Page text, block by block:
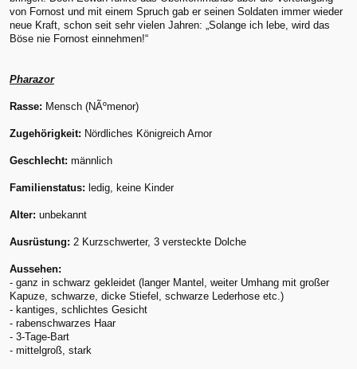
von Fornost und mit einem Spruch gab er seinen Soldaten immer wieder
neue Kraft, schon seit sehr vielen Jahren: „Solange ich lebe, wird das
Böse nie Fornost einnehmen!“
Pharazor
Rasse: Mensch (NÃºmenor)
Zugehörigkeit: Nördliches Königreich Arnor
Geschlecht: männlich
Familienstatus: ledig, keine Kinder
Alter: unbekannt
Ausrüstung: 2 Kurzschwerter, 3 versteckte Dolche
Aussehen:
- ganz in schwarz gekleidet (langer Mantel, weiter Umhang mit großer
Kapuze, schwarze, dicke Stiefel, schwarze Lederhose etc.)
- kantiges, schlichtes Gesicht
- rabenschwarzes Haar
- 3-Tage-Bart
- mittelgroß, stark